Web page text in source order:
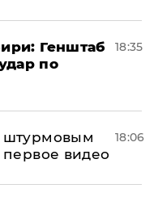
Генштаб
по
18:35
штурмовым
видео
18:06